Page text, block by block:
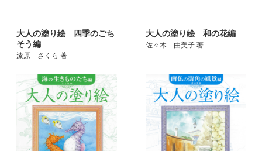
大人の塗り絵 四季のごち
そう編
漆原 さくら 著
大人の塗り絵 和の花編
佐々木 由美子 著